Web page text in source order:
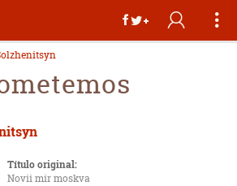
Título original:
Novii mir moskva